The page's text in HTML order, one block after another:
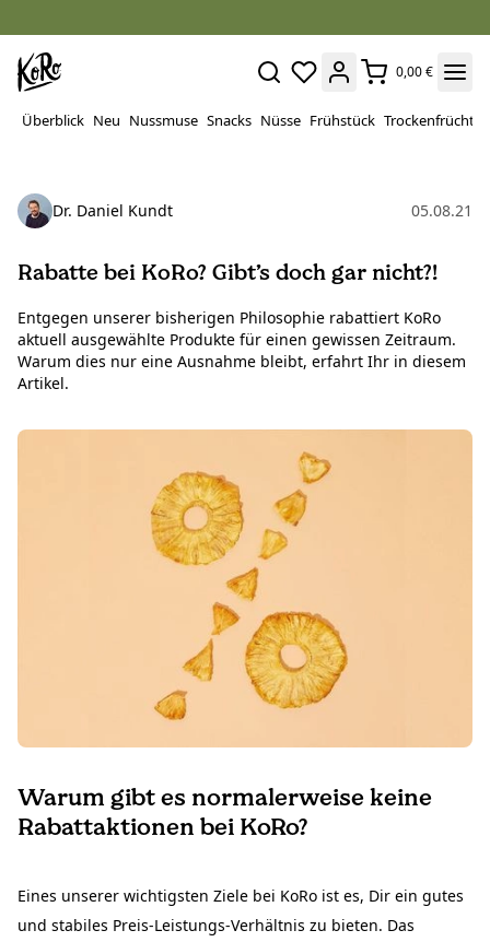
0,00 €
Überblick Neu Nussmuse Snacks Nüsse Frühstück Trockenfrüchte
Dr. Daniel Kundt 05.08.21
Rabatte bei KoRo? Gibt’s doch gar nicht?!
Entgegen unserer bisherigen Philosophie rabattiert KoRo
aktuell ausgewählte Produkte für einen gewissen Zeitraum.
Warum dies nur eine Ausnahme bleibt, erfahrt Ihr in diesem
Artikel.
Warum gibt es normalerweise keine
Rabattaktionen bei KoRo?
Eines unserer wichtigsten Ziele bei KoRo ist es, Dir ein gutes
und stabiles Preis-Leistungs-Verhältnis zu bieten. Das